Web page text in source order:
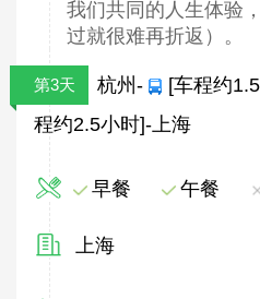
我们共同的人生体验
过就很难再折返）。
第3天 杭州- [车程约
程约2.5小时]-上海
早餐 午餐
上海